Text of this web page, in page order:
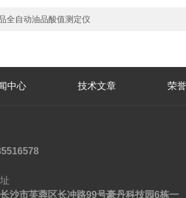
全自动油品酸值测定仪
中心 技术文章 荣
沙市芙蓉区长冲路99号豪丹科技园6栋一